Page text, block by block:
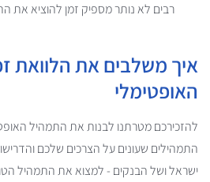
רבים לא נותר מספיק זמן להוציא את
איך משלבים את הלוואת
האופטימלי
להזכירכם מטרתנו לבנות את התמהיל
התמהילים שעונים על הצרכים שלכם
ישראל ושל הבנקים - למצוא את התמהיל